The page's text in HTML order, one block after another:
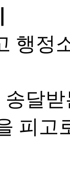
행정
달
피고